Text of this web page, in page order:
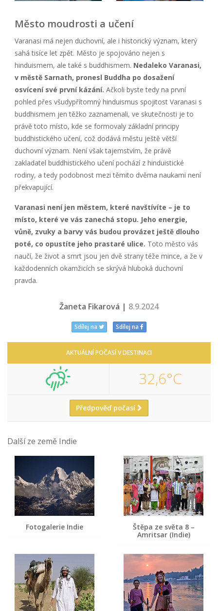
Město moudrosti a učení
Varanasi má nejen duchovní, ale i historický význam, který
sahá tisíce let zpět. Město je spojováno nejen s
hinduismem, ale také s buddhismem. Nedaleko Varanasi,
v městě Sarnath, pronesl Buddha po dosažení
osvícení své první kázání. Ačkoli byste tedy na první
pohled přes všudypřítomný hinduismus spojitost Varanasi s
buddhismem jen těžko zaznamenali, ve skutečnosti je to
právě toto místo, kde se formovaly základní principy
buddhistického učení, což dodává městu ještě větší
duchovní význam. Není však tajemstvím, že právě
zakladatel buddhistického učení pochází z hinduistické
rodiny, a tedy podobnost mezi těmito dvěma naukami není
překvapující.
Varanasi není jen městem, které navštívíte – je to
místo, které ve vás zanechá stopu. Jeho energie,
vůně, zvuky a barvy vás budou provázet ještě dlouho
poté, co opustíte jeho prastaré ulice. Toto město vás
naučí, že život a smrt jsou jen dvě strany téže mince, a že v
každodenních okamžicích se skrývá hluboká duchovní
pravda.
Žaneta Fikarová | 8.9.2024
Sdílej na Sdílej na
AKTUÁLNÍ POČASÍ V DESTINACI
32,6°C
Předpověď počasí
Další ze země Indie
Fotogalerie Indie
Štěpa ze světa 8 –
Amritsar (Indie)